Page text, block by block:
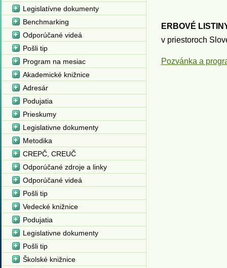
ERBOVÉ
v priestoroch
Pozvánka a
Legislatívne dokumenty
Benchmarking
Odporúčané videá
Pošli tip
Program na mesiac
Akademické knižnice
Adresár
Podujatia
Prieskumy
Legislativne dokumenty
Metodika
CREPČ, CREUČ
Odporúčané zdroje a linky
Odporúčané videá
Pošli tip
Vedecké knižnice
Podujatia
Legislativne dokumenty
Pošli tip
Školské knižnice